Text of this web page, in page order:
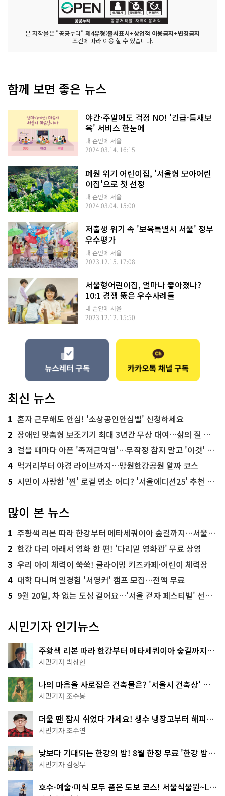
본 저작물은 "공공누리" 제4유형:출처표시+상업적 이용금지+변경금지
조건에 따라 이용 할 수 있습니다.
함께 보면 좋은 뉴스
야간·주말에도 걱정 NO! '긴급·틈새보
육' 서비스 한눈에
내 손안에 서울
2024.03.14. 16:15
폐원 위기 어린이집, '서울형 모아어린
이집'으로 첫 선정
내 손안에 서울
2024.03.04. 15:00
저출생 위기 속 '보육특별시 서울' 정부
우수평가
내 손안에 서울
2023.12.15. 17:08
서울형어린이집, 얼마나 좋아졌나?
10:1 경쟁 뚫은 우수사례들
내 손안에 서울
2023.12.12. 15:50
최신 뉴스
1 혼자 근무해도 안심! '소상공인안심벨' 신청하세요
2 장애인 맞춤형 보조기기 최대 3년간 무상 대여…삶의 질 높인다
3 걸을 때마다 아픈 '족저근막염'…무작정 참지 말고 '이것' 해보세요!
4 먹거리부터 야경 라이브까지…망원한강공원 알짜 코스
5 시민이 사랑한 '찐' 로컬 명소 어디? '서울에디션25' 추천 코스
많이 본 뉴스
1 주황색 리본 따라 한강부터 메타세쿼이아 숲길까지…서울둘레길 15코스
2 한강 다리 아래서 영화 한 편! '다리밑 영화관' 무료 상영
3 우리 아이 체력이 쑥쑥! 클라이밍 키즈카페·어린이 체력장
4 대학 다니며 일경험 '서영커' 캠프 모집…전액 무료
5 9월 20일, 차 없는 도심 걸어요…'서울 걷자 페스티벌' 선착순 5천명
시민기자 인기뉴스
주황색 리본 따라 한강부터 메타세쿼이아 숲길까지…
서울둘레길 15코스
시민기자 박상현
나의 마음을 사로잡은 건축물은? '서울시 건축상' 수
상작 공개!
시민기자 조수봉
더울 땐 잠시 쉬었다 가세요! 생수 냉장고부터 해피소
·무더위쉼터까지
시민기자 조수연
낮보다 기대되는 한강의 밤! 8월 한정 무료 '한강 밤
핑' 예약은?
시민기자 김성무
호수·예술·미식 모두 품은 도보 코스! 서울식물원~LG